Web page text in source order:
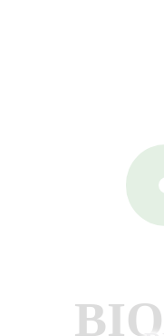
BIO